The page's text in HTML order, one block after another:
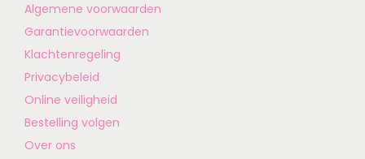
Algemene voorwaarden
Garantievoorwaarden
Klachtenregeling
Privacybeleid
Online veiligheid
Bestelling volgen
Over ons